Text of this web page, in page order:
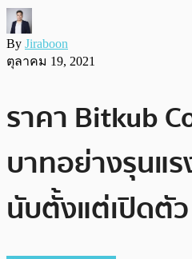
By Jiraboon
ตุลาคม 19, 2021
ราคา Bitkub
บาทอย่างรุนแร
นับตั้งแต่เปิดตัว